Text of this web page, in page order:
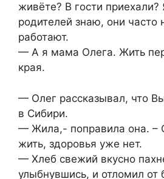
живёте? В гости приехали?
родителей знаю, они часто
работают.
— А я мама Олега. Жить
края.
— Олег рассказывал, что
в Сибири.
— Жила,- поправила она. –
жить, здоровья уже нет.
— Хлеб свежий вкусно
улыбнувшись, и отломил от